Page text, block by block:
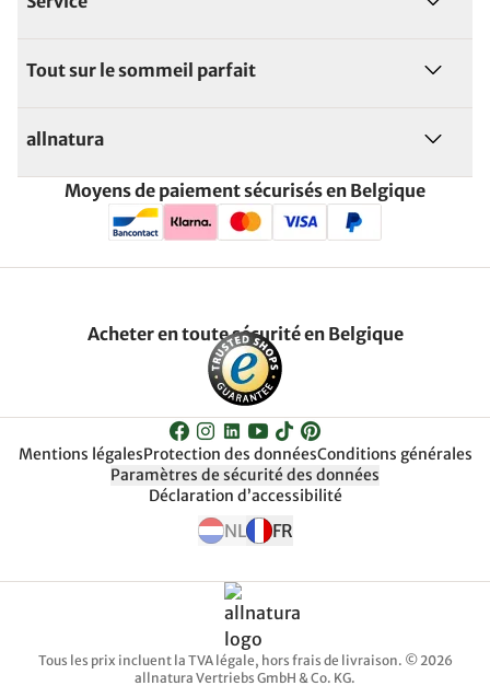
Tout sur le sommeil parfait
allnatura
Moyens de paiement sécurisés en Belgique
Acheter en toute sécurité en Belgique
Mentions légalesProtection des donnéesConditions générales
Paramètres de sécurité des données
Déclaration d’accessibilité
NL FR
Tous les prix incluent la TVA légale, hors frais de livraison. © 2026
allnatura Vertriebs GmbH & Co. KG.